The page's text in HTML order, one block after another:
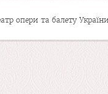
опери та балету